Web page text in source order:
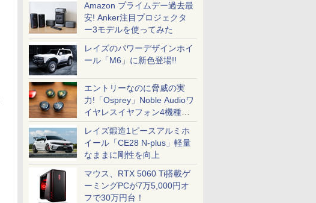
Amazon プライムデー過去最
安! Anker注目プロジェクタ
ー3モデルを使ってみた
レイズのパワーデザインホイ
ール「M6」に新色登場!!
エントリーなのに脅威の実
力!「Osprey」Noble Audioワ
イヤレスイヤフォン4機種を
一気に聴く
レイズ鍛造1ピースアルミホ
イール「CE28 N-plus」軽量
なままに剛性を向上
マウス、RTX 5060 Ti搭載ゲ
ーミングPCが7万5,000円オ
フで30万円台！